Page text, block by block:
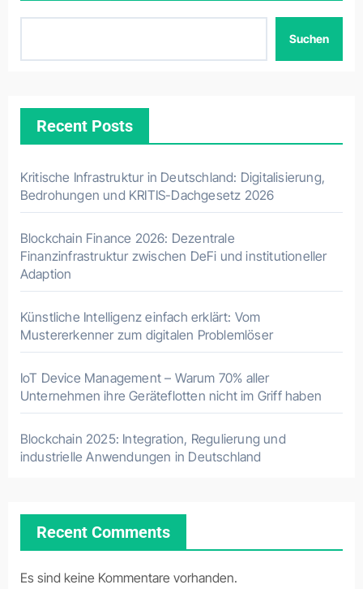
Suchen
Recent Posts
Kritische Infrastruktur in Deutschland: Digitalisierung,
Bedrohungen und KRITIS-Dachgesetz 2026
Blockchain Finance 2026: Dezentrale
Finanzinfrastruktur zwischen DeFi und institutioneller
Adaption
Künstliche Intelligenz einfach erklärt: Vom
Mustererkenner zum digitalen Problemlöser
IoT Device Management – Warum 70% aller
Unternehmen ihre Geräteflotten nicht im Griff haben
Blockchain 2025: Integration, Regulierung und
industrielle Anwendungen in Deutschland
Recent Comments
Es sind keine Kommentare vorhanden.